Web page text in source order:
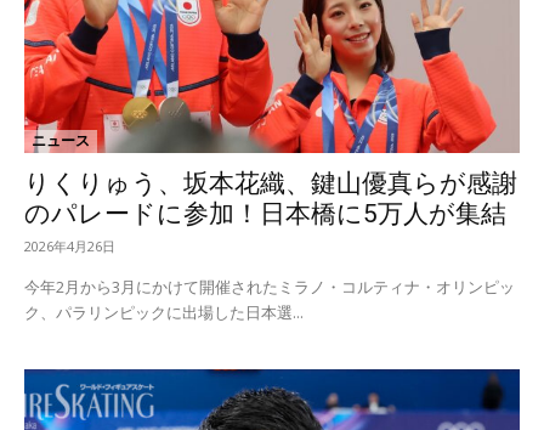
ニュース
りくりゅう、坂本花織、鍵山優真らが感謝
のパレードに参加！日本橋に5万人が集結
2026年4月26日
今年2月から3月にかけて開催されたミラノ・コルティナ・オリンピッ
ク、パラリンピックに出場した日本選...